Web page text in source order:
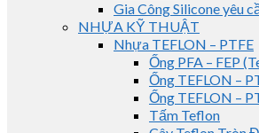
Gia Công Silicone yêu
NHỰA KỸ THUẬT
Nhựa TEFLON – PTFE
Ống PFA – FEP
Ống TEFLON –
Ống TEFLON –
Tấm Teflon